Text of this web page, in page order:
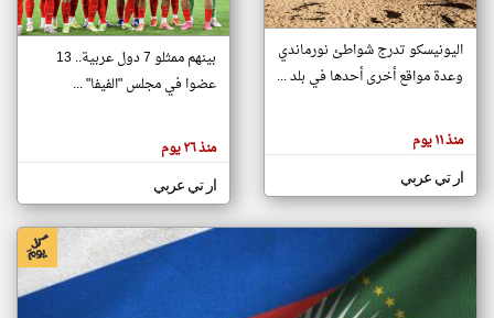
تغيير الدولة
اخبار جزر القمر على مدار الساعة
أهم اخبار جزر القمر العاجلة والمباشرة
هنا عن
وجهة
كاتبيها.
اليونيسكو تدرج شواطئ نورماندي
وعدة مواقع أخرى أحدها في بلد ...
منذ ١١ يوم
ار تي عربي
بينهم ممثلو 7 دول عربية.. 13
عضوا في مجلس "الفيفا" ...
منذ ٢٦ يوم
ار تي عربي
klyoum.com